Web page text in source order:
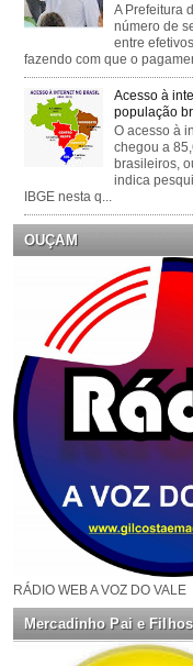
A Prefeitura
número de
entre
fazendo com que o
Acesso à
população
O acesso à
chegou a
brasileiros,
indica
IBGE nesta q...
OUÇAM
RÁDIO WEB A VOZ DO VALE
Mercadinho Pai e Filhos